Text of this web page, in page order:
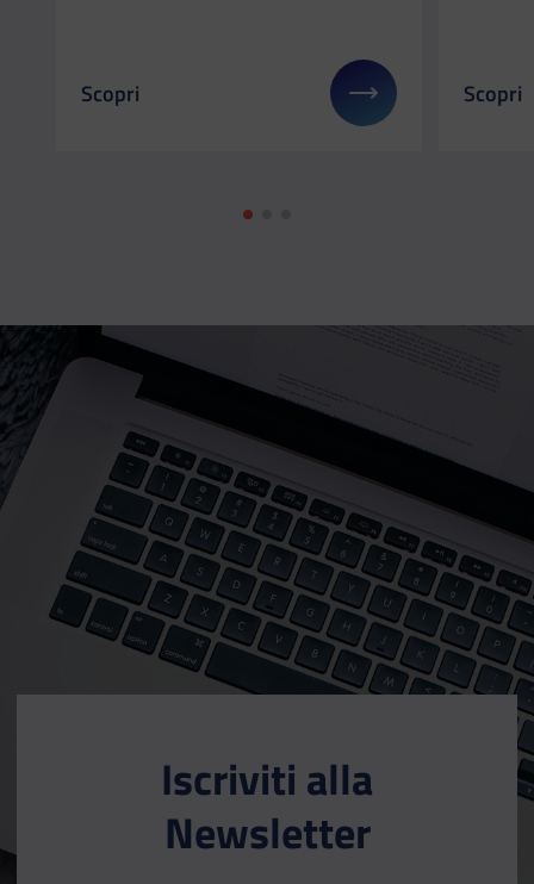
Il link ti porterà ad avere maggiori dettagli su:
Scopri Il link ti
Scopri
Iscriviti alla
Newsletter